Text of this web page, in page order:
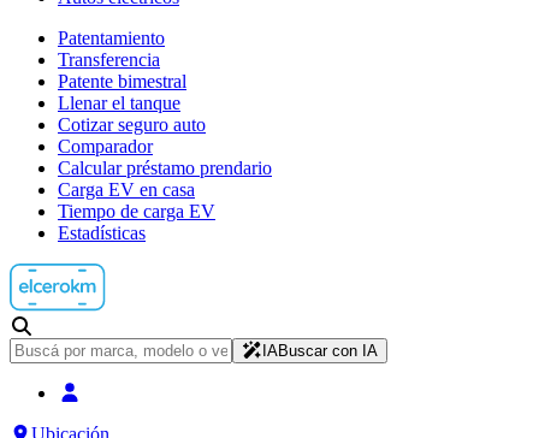
Patentamiento
Transferencia
Patente bimestral
Llenar el tanque
Cotizar seguro auto
Comparador
Calcular préstamo prendario
Carga EV en casa
Tiempo de carga EV
Estadísticas
IABuscar con IA
Ubicación